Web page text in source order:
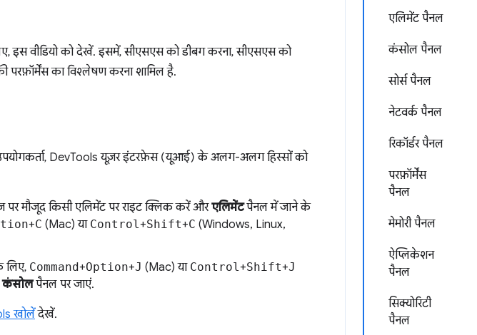
एलिमेंट पैनल
कंसोल पैनल
सोर्स पैनल
नेटवर्क पैनल
रिकॉर्डर पैनल
परफ़ॉर्मेंस
पैनल
मेमोरी पैनल
ऐप्लिकेशन
पैनल
सिक्योरिटी
पैनल
इस वीडियो को देखें. इसमें, सीएसएस को डीबग करना, सीएसएस को
परफ़ॉर्मेंस का विश्लेषण करना शामिल है.
DevTools यूज़र इंटरफ़ेस (यूआई) के अलग-अलग हिस्सों को
मौजूद किसी एलिमेंट पर राइट क्लिक करें औरएलिमेंटपैनल में जाने के
+C (Mac) या Control+Shift+C (Windows, Linux,
लिए, Command+Option+J (Mac) या Control+Shift+J
कंसोलपैनल पर जाएं.
खोलेंदेखें.